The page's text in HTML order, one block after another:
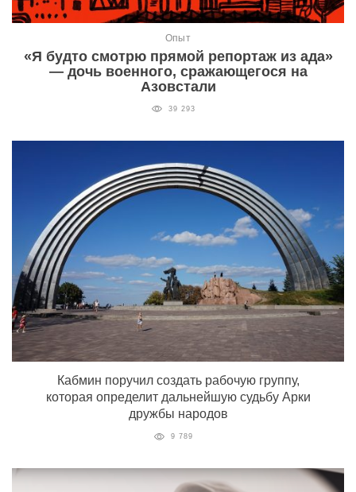
Опыт
«Я будто смотрю прямой репортаж из ада»
— дочь военного, сражающегося на
Азовстали
39 293
Кабмин поручил создать рабочую группу,
которая определит дальнейшую судьбу Арки
дружбы народов
9 789